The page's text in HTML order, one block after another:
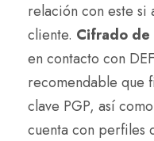
relación con este
cliente. Cifrado de
en contacto con
recomendable que
clave PGP, así
cuenta con perfiles